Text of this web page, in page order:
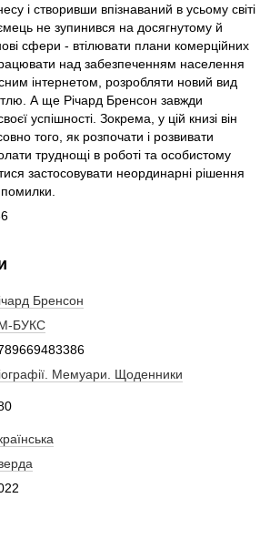
і створивши впізнаваний в усьому світі
не зупинився на досягнутому й
сфери - втілювати плани комерційних
над забезпеченням населення
інтернетом, розробляти новий вид
А ще Річард Бренсон завжди
успішноcті. Зокрема, у цій книзі він
того, як розпочати і розвивати
труднощі в роботі та особистому
застосовувати неординарні рішення
Бренсон
БУКС
Мемуари. Щоденники